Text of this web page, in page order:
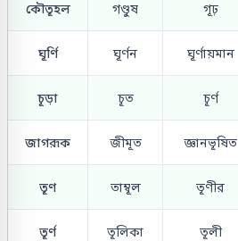
কৌতূহল গণ্ডুষ গূঢ়
ঘূর্ণি ঘূর্ণন ঘূর্ণায়মান
চূড়া চূত চূর্ণ
জাগরূক জীমূত জ্ঞানভূষিত
তূণ তাম্বূল তূণীর
তূর্ণ তূলিকা তূলী